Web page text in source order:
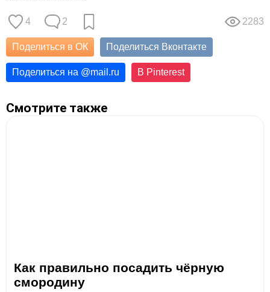
4 2 2283
Поделиться в ОК Поделиться Вконтакте
Поделиться на @mail.ru В Pinterest
Смотрите также
Как правильно посадить чёрную
смородину